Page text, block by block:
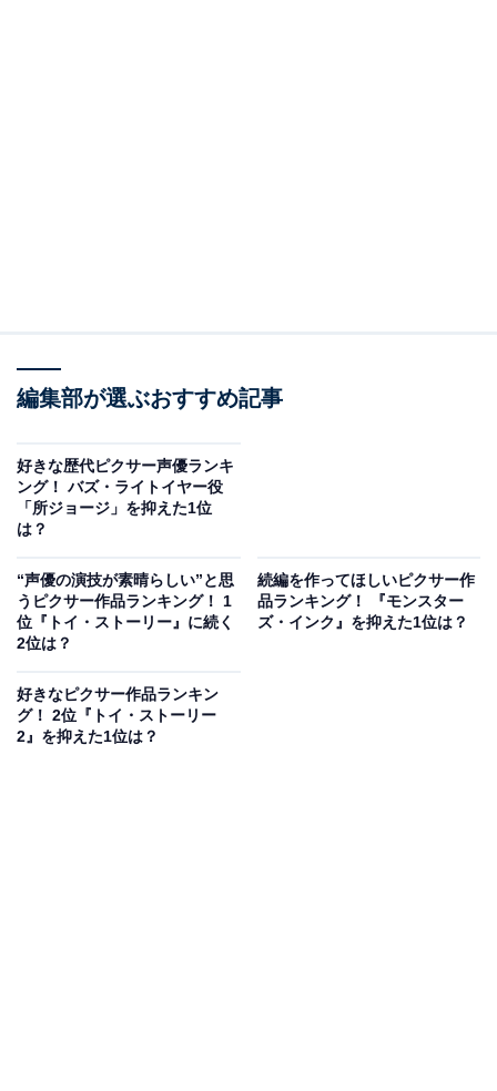
を探る冒険ファンタジー。メキシコの伝統的なお祭り
「死者の日」を題材にした、美しくカラフルな街並みも
回答者からは、「子ども向けに作られている中の真意が
大人になった人に伝わると思う（24歳女性）」「先祖と
ーマだから（53歳女性）」「家族の大切さを見直す機会
になったから（47歳女性）」など、本作が“家族に会いた
くなる”映画として話題になったように、大人になってか
ら改めて感銘を受けるシーンが多いといった声もありま
した。
編集部が選ぶおすすめ記事
好きな歴代ピクサー声優ランキ
ング！ バズ・ライトイヤー役
「所ジョージ」を抑えた1位
は？
“声優の演技が素晴らしい”と思
うピクサー作品ランキング！ 1
位『トイ・ストーリー』に続く
2位は？
続編を作ってほしいピクサー作
品ランキング！ 『モンスター
ズ・インク』を抑えた1位は？
好きなピクサー作品ランキン
グ！ 2位『トイ・ストーリー
2』を抑えた1位は？